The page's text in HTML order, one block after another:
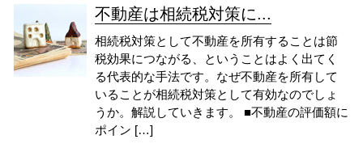
不動産は相続税対策に...
相続税対策として不動産を所有することは節
税効果につながる、ということはよく出てく
る代表的な手法です。なぜ不動産を所有して
いることが相続税対策として有効なのでしょ
うか。解説していきます。 ■不動産の評価額に
ポイン […]